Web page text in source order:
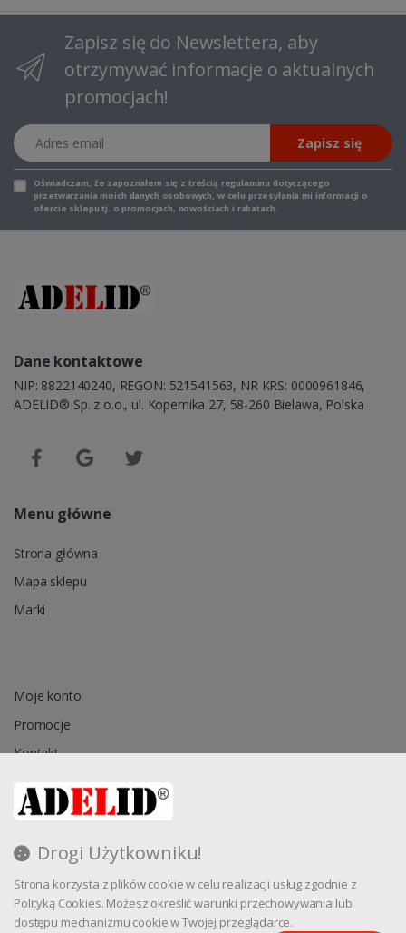
Drogi Użytkowniku!
Strona korzysta z plików cookie w celu realizacji usług zgodnie z
Polityką Cookies. Możesz określić warunki przechowywania lub
dostępu mechanizmu cookie w Twojej przeglądarce.
Zapisz się do Newslettera, aby
otrzymywać informacje o aktualnych
promocjach!
Adres email
Zapisz się
Oświadczam, że zapoznałem się z treścią regulaminu dotyczącego
przetwarzania moich danych osobowych, w celu przesyłania mi informacji o
ofercie sklepu tj. o promocjach, nowościach i rabatach.
Dane kontaktowe
NIP: 8822140240, REGON: 521541563, NR KRS: 0000961846,
ADELID® Sp. z o.o., ul. Kopernika 27, 58-260 Bielawa, Polska
Menu główne
Strona główna
Mapa sklepu
Marki
Moje konto
Promocje
Kontakt
Regulamin
Reklamacja